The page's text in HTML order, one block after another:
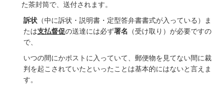
た茶封筒で、送付されます。
訴状 （中に訴状・説明書・定型答弁書書式が入っている）ま
たは支払督促の送達には必ず署名 （受け取り）が必要ですの
で、
いつの間にかポストに入っていて、郵便物を見てない間に裁
判を起こされていたといったことは基本的にはないと言えま
す。